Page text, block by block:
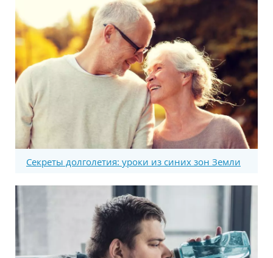
Секреты долголетия: уроки из синих зон Земли